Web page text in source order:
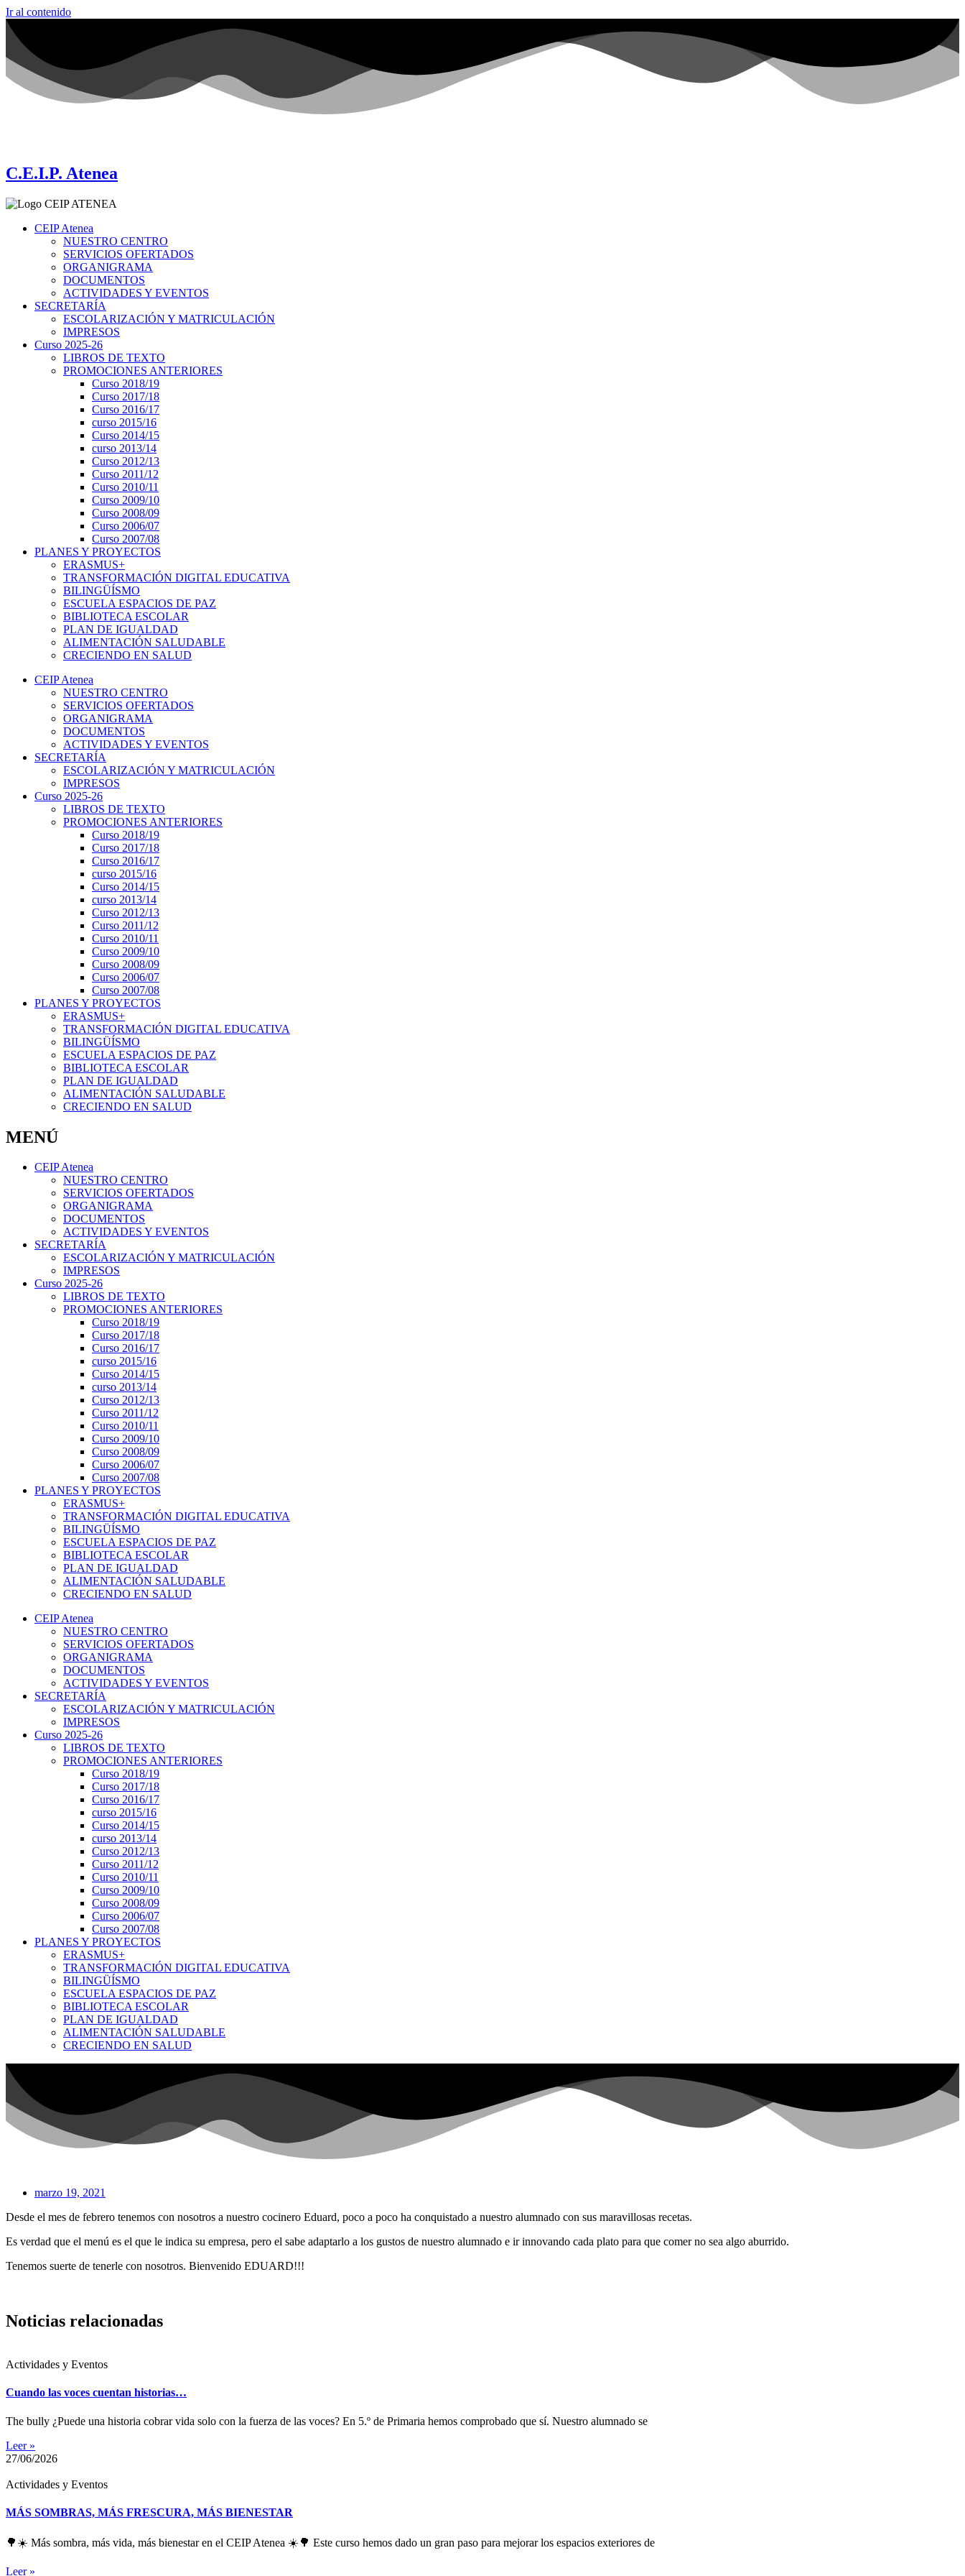
Ir al contenido
C.E.I.P. Atenea
CEIP Atenea
NUESTRO CENTRO
SERVICIOS OFERTADOS
ORGANIGRAMA
DOCUMENTOS
ACTIVIDADES Y EVENTOS
SECRETARÍA
ESCOLARIZACIÓN Y MATRICULACIÓN
IMPRESOS
Curso 2025-26
LIBROS DE TEXTO
PROMOCIONES ANTERIORES
Curso 2018/19
Curso 2017/18
Curso 2016/17
curso 2015/16
Curso 2014/15
curso 2013/14
Curso 2012/13
Curso 2011/12
Curso 2010/11
Curso 2009/10
Curso 2008/09
Curso 2006/07
Curso 2007/08
PLANES Y PROYECTOS
ERASMUS+
TRANSFORMACIÓN DIGITAL EDUCATIVA
BILINGÜÍSMO
ESCUELA ESPACIOS DE PAZ
BIBLIOTECA ESCOLAR
PLAN DE IGUALDAD
ALIMENTACIÓN SALUDABLE
CRECIENDO EN SALUD
CEIP Atenea
NUESTRO CENTRO
SERVICIOS OFERTADOS
ORGANIGRAMA
DOCUMENTOS
ACTIVIDADES Y EVENTOS
SECRETARÍA
ESCOLARIZACIÓN Y MATRICULACIÓN
IMPRESOS
Curso 2025-26
LIBROS DE TEXTO
PROMOCIONES ANTERIORES
Curso 2018/19
Curso 2017/18
Curso 2016/17
curso 2015/16
Curso 2014/15
curso 2013/14
Curso 2012/13
Curso 2011/12
Curso 2010/11
Curso 2009/10
Curso 2008/09
Curso 2006/07
Curso 2007/08
PLANES Y PROYECTOS
ERASMUS+
TRANSFORMACIÓN DIGITAL EDUCATIVA
BILINGÜÍSMO
ESCUELA ESPACIOS DE PAZ
BIBLIOTECA ESCOLAR
PLAN DE IGUALDAD
ALIMENTACIÓN SALUDABLE
CRECIENDO EN SALUD
MENÚ
CEIP Atenea
NUESTRO CENTRO
SERVICIOS OFERTADOS
ORGANIGRAMA
DOCUMENTOS
ACTIVIDADES Y EVENTOS
SECRETARÍA
ESCOLARIZACIÓN Y MATRICULACIÓN
IMPRESOS
Curso 2025-26
LIBROS DE TEXTO
PROMOCIONES ANTERIORES
Curso 2018/19
Curso 2017/18
Curso 2016/17
curso 2015/16
Curso 2014/15
curso 2013/14
Curso 2012/13
Curso 2011/12
Curso 2010/11
Curso 2009/10
Curso 2008/09
Curso 2006/07
Curso 2007/08
PLANES Y PROYECTOS
ERASMUS+
TRANSFORMACIÓN DIGITAL EDUCATIVA
BILINGÜÍSMO
ESCUELA ESPACIOS DE PAZ
BIBLIOTECA ESCOLAR
PLAN DE IGUALDAD
ALIMENTACIÓN SALUDABLE
CRECIENDO EN SALUD
CEIP Atenea
NUESTRO CENTRO
SERVICIOS OFERTADOS
ORGANIGRAMA
DOCUMENTOS
ACTIVIDADES Y EVENTOS
SECRETARÍA
ESCOLARIZACIÓN Y MATRICULACIÓN
IMPRESOS
Curso 2025-26
LIBROS DE TEXTO
PROMOCIONES ANTERIORES
Curso 2018/19
Curso 2017/18
Curso 2016/17
curso 2015/16
Curso 2014/15
curso 2013/14
Curso 2012/13
Curso 2011/12
Curso 2010/11
Curso 2009/10
Curso 2008/09
Curso 2006/07
Curso 2007/08
PLANES Y PROYECTOS
ERASMUS+
TRANSFORMACIÓN DIGITAL EDUCATIVA
BILINGÜÍSMO
ESCUELA ESPACIOS DE PAZ
BIBLIOTECA ESCOLAR
PLAN DE IGUALDAD
ALIMENTACIÓN SALUDABLE
CRECIENDO EN SALUD
marzo 19, 2021
Desde el mes de febrero tenemos con nosotros a nuestro cocinero Eduard, poco a poco ha conquistado a nuestro alumnado con sus maravillosas recetas.
Es verdad que el menú es el que le indica su empresa, pero el sabe adaptarlo a los gustos de nuestro alumnado e ir innovando cada plato para que comer no sea algo aburrido.
Tenemos suerte de tenerle con nosotros. Bienvenido EDUARD!!!
Noticias relacionadas
Actividades y Eventos
Cuando las voces cuentan historias…
The bully ¿Puede una historia cobrar vida solo con la fuerza de las voces? En 5.º de Primaria hemos comprobado que sí. Nuestro alumnado se
Leer »
27/06/2026
Actividades y Eventos
MÁS SOMBRAS, MÁS FRESCURA, MÁS BIENESTAR
🌳☀️ Más sombra, más vida, más bienestar en el CEIP Atenea ☀️🌳 Este curso hemos dado un gran paso para mejorar los espacios exteriores de
Leer »